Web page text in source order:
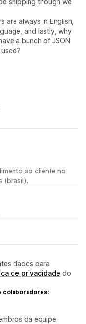
shipping though we
are always in English,
and lastly, why
a bunch of JSON
ao cliente no
(brasil).
dados para
de privacidade do
colaboradores:
da equipe,